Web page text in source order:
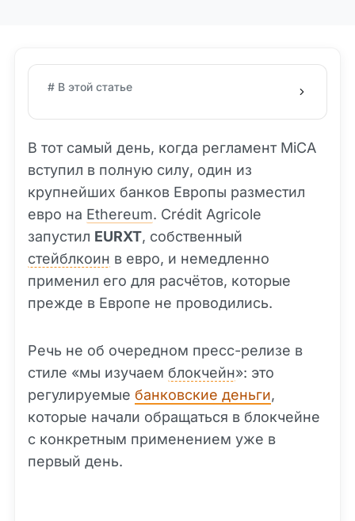
# В этой статье
В тот самый день, когда регламент MiCA
вступил в полную силу, один из
крупнейших банков Европы разместил
евро на Ethereum. Crédit Agricole
запустил EURXT, собственный
стейблкоин в евро, и немедленно
применил его для расчётов, которые
прежде в Европе не проводились.
Речь не об очередном пресс-релизе в
стиле «мы изучаем блокчейн»: это
регулируемые банковские деньги,
которые начали обращаться в блокчейне
с конкретным применением уже в
первый день.